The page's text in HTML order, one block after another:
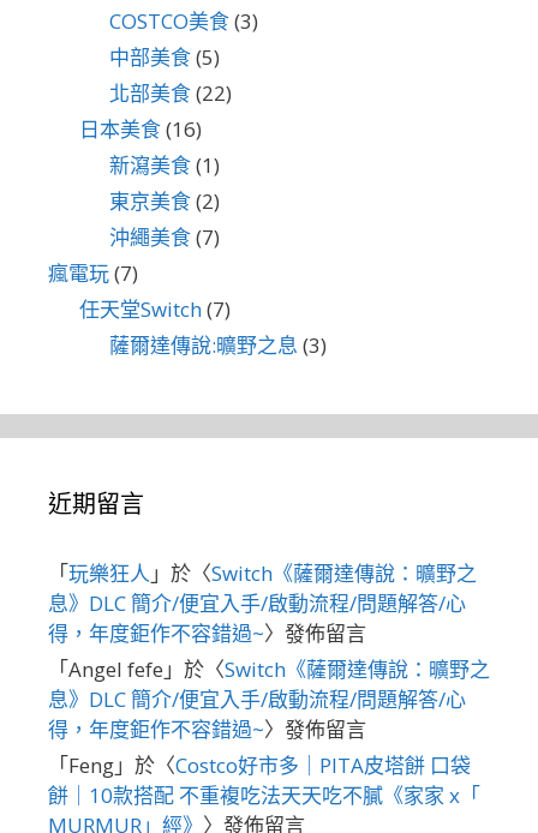
COSTCO美食(3)
中部美食(5)
北部美食(22)
日本美食(16)
新瀉美食(1)
東京美食(2)
沖繩美食(7)
瘋電玩(7)
任天堂Switch(7)
薩爾達傳說:曠野之息 (3)
近期留言
「玩樂狂人 」於〈Switch《薩爾達傳說：曠野之
息》DLC 簡介/便宜入手/啟動流程/問題解答/心
得，年度鉅作不容錯過~〉發佈留言
「Angel fefe 」於〈Switch《薩爾達傳說：曠野之
息》DLC 簡介/便宜入手/啟動流程/問題解答/心
得，年度鉅作不容錯過~〉發佈留言
「Feng」於〈Costco好市多｜PITA皮塔餅 口袋
餅｜10款搭配 不重複吃法天天吃不膩《家家 x「
MURMUR」經》 〉發佈留言